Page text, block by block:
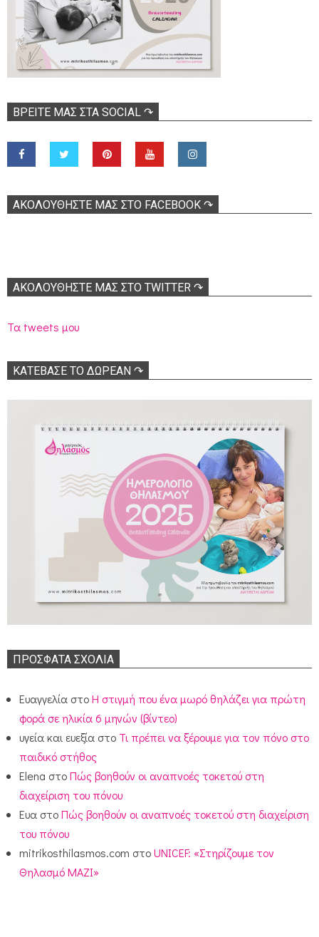
ΒΡΕΊΤΕ ΜΑΣ ΣΤΑ SOCIAL ↷
ΑΚΟΛOΥΘΉΣΤΕ ΜΑΣ ΣΤΟ FACEBOOK ↷
ΑΚΟΛΟΥΘΉΣΤΕ ΜΑΣ ΣΤΟ TWITTER ↷
Τα tweets μου
ΚΑΤΕΒΑΣΕ ΤΟ ΔΩΡΕΑΝ ↷
ΠΡΌΣΦΑΤΑ ΣΧΌΛΙΑ
Ευαγγελία στοΗ στιγμή που ένα μωρό θηλάζει για πρώτη
φορά σε ηλικία 6 μηνών (βίντεο)
υγεία και ευεξία στο Τι πρέπει να ξέρουμε για τον πόνο στο
παιδικό στήθος
Elena στοΠώς βοηθούν οι αναπνοές τοκετού στη
διαχείριση του πόνου
Ευα στοΠώς βοηθούν οι αναπνοές τοκετού στη διαχείριση
του πόνου
mitrikosthilasmos.com στοUNICEF: «Στηρίζουμε τον
Θηλασμό ΜΑΖΙ»